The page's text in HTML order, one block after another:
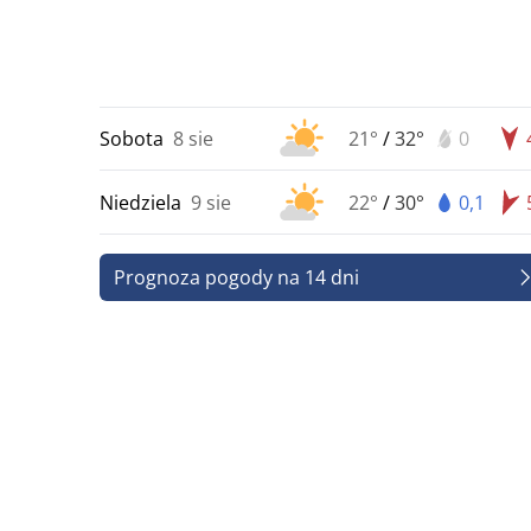
Sobota 8 sie 21° /32° 0
Niedziela 9 sie 22° /30° 0,1
Prognoza pogody na 14 dni